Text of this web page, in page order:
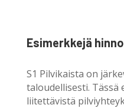
Esimerkkejä
S1 Pilvikaista on
taloudellisesti. Tässä
liitettävistä